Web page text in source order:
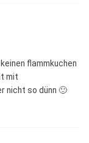
flammkuchen
mit
nicht so dünn 🙂